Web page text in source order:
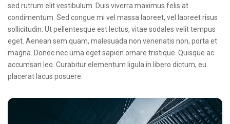
sed rutrum elit vestibulum. Duis viverra maximus felis at
condimentum. Sed congue mi vel massa laoreet, vel laoreet risus
sollicitudin. Ut pellentesque est lectus, vitae sodales velit tempus
eget. Aenean sem quam, malesuada non venenatis non, porta et
magna. Donec nec urna eget sapien ornare tristique. Quisque ac
accumsan leo. Curabitur elementum ligula in libero dictum, eu
placerat lacus posuere.